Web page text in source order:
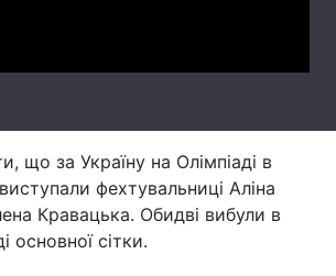
що за Україну на Олімпіаді в
фехтувальниці Аліна
Кравацька. Обидві вибули в
основної сітки.